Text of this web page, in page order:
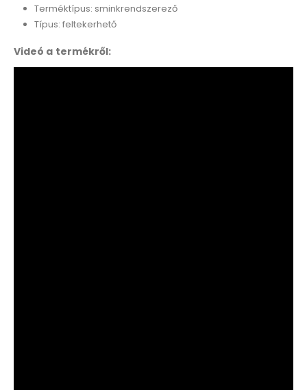
Terméktípus: sminkrendszerező
Típus: feltekerhető
Videó a termékről: